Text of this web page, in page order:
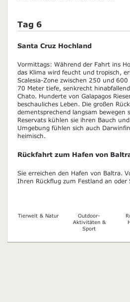
Tag 6
Santa Cruz Hochland
Vormittags: Während der Fahrt ins
das Klima wird feucht und tropisch,
Scalesia-Zone zwischen 250 und
70 Meter tiefe, senkrecht
Chato. Hunderte von Galapagos
beschauliches Leben. Die großen
dementsprechend langsam bewegen
Reservats kühlen sie ihren Bauch
Umgebung fühlen sich auch
heimisch.
Rückfahrt zum Hafen von
Sie erreichen den Hafen von Baltra.
Ihren Rückflug zum Festland an
Tierwelt & Natur
Outdoor-
Aktivitäten &
Sport